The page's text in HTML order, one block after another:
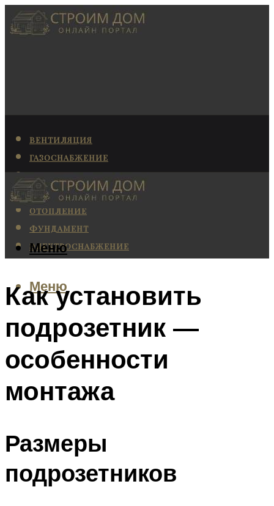
ВЕНТИЛЯЦИЯ
ГАЗОСНАБЖЕНИЕ
КАНАЛИЗАЦИЯ
КОНДИЦИОНИРОВАНИЕ
ОТОПЛЕНИЕ
ФУНДАМЕНТ
ЭЛЕКТРОСНАБЖЕНИЕ
Меню
Меню
Как установить
подрозетник —
особенности
монтажа
Размеры
подрозетников